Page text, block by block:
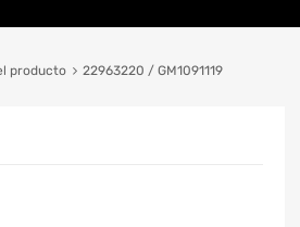
producto 22963220 / GM1091119